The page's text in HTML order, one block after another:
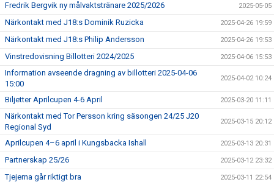
Fredrik Bergvik ny målvaktstränare 2025/2026 2025-05-05
Närkontakt med J18:s Dominik Ruzicka 2025-04-26 19:59
Närkontakt med J18:s Philip Andersson 2025-04-26 19:53
Vinstredovisning Billotteri 2024/2025 2025-04-06 15:53
Information avseende dragning av billotteri 2025-04-06
15:00
2025-04-02 10:24
Biljetter Aprilcupen 4-6 April 2025-03-20 11:11
Närkontakt med Tor Persson kring säsongen 24/25 J20
Regional Syd
2025-03-15 20:12
Aprilcupen 4–6 april i Kungsbacka Ishall 2025-03-13 20:31
Partnerskap 25/26 2025-03-12 23:32
Tjejerna går riktigt bra 2025-03-11 22:54